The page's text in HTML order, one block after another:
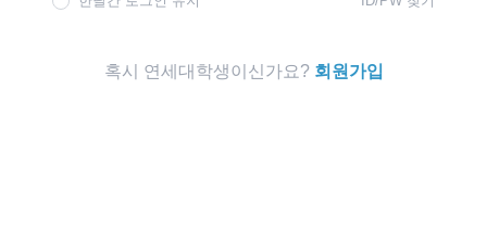
혹시 연세대학생이신가요? 회원가입